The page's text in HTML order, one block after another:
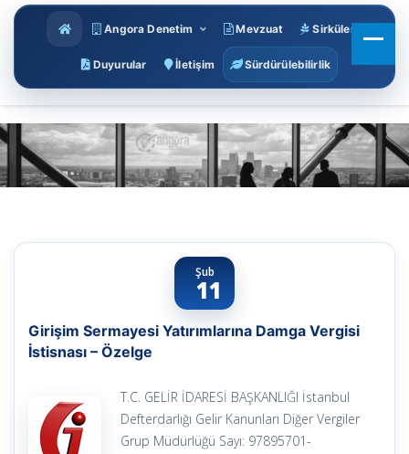
Angora Denetim Mevzuat Sirküler
Duyurular İletişim Sürdürülebilirlik
Şub
11
Girişim Sermayesi Yatırımlarına Damga Vergisi
İstisnası – Özelge
T.C. GELİR İDARESİ BAŞKANLIĞI İstanbul
Defterdarlığı Gelir Kanunları Diğer Vergiler
Grup Müdürlüğü Sayı: 97895701-